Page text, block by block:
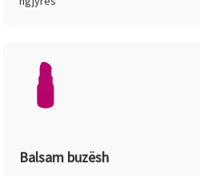
Balsam buzësh